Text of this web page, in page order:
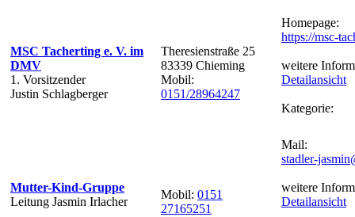
MSC Tacherting e. V. im
DMV
1. Vorsitzender
Justin Schlagberger
Theresienstraße 25
83339 Chieming
Mobil:
0151/28964247
Homepage:
https://msc-
weitere
Detailansicht
Kategorie:
Mutter-Kind-Gruppe
Leitung Jasmin Irlacher
Mobil: 0151
27165251
Mail:
stadler-
weitere
Detailansicht